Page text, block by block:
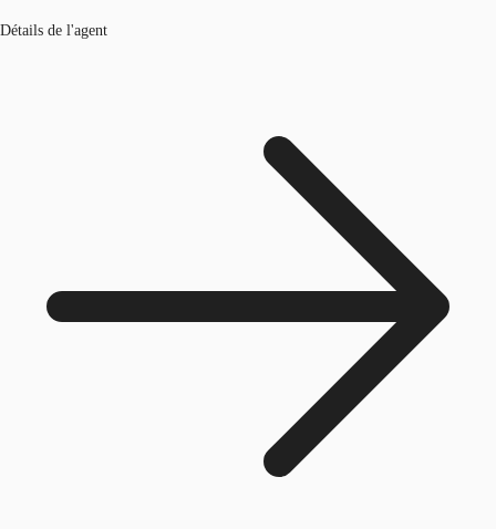
Détails de l'agent